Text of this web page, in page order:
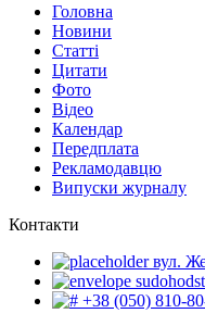
Головна
Новини
Статті
Цитати
Фото
Відео
Календар
Передплата
Рекламодавцю
Випуски журналу
Контакти
вул.
+38 (050) 810-